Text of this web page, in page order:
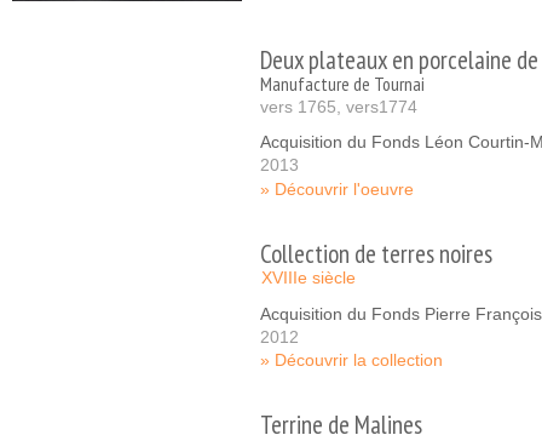
Deux plateaux en porcelaine
Manufacture de Tournai
vers 1765, vers1774
Acquisition du Fonds Léon Courtin-
2013
Découvrir l'oeuvre
Collection de terres noires
XVIIIe siècle
Acquisition du Fonds Pierre
2012
Découvrir la collection
Terrine de Malines